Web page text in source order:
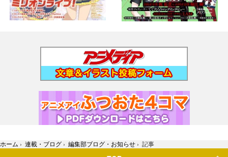
ホーム › 連載・ブログ › 編集部ブログ・お知らせ › 記事